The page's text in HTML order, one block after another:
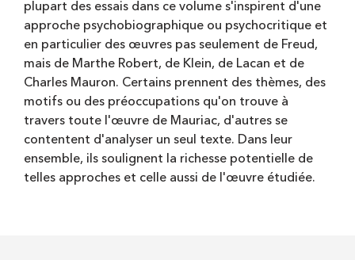
plupart des essais dans ce volume s'inspirent d'une
approche psychobiographique ou psychocritique et
en particulier des œuvres pas seulement de Freud,
mais de Marthe Robert, de Klein, de Lacan et de
Charles Mauron. Certains prennent des thèmes, des
motifs ou des préoccupations qu'on trouve à
travers toute l'œuvre de Mauriac, d'autres se
contentent d'analyser un seul texte. Dans leur
ensemble, ils soulignent la richesse potentielle de
telles approches et celle aussi de l'œuvre étudiée.